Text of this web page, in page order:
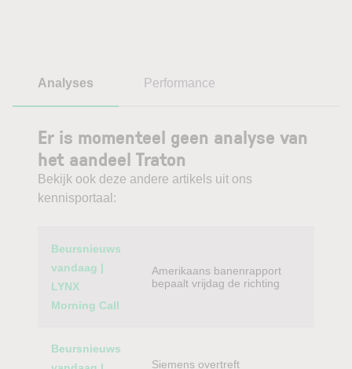
Analyses Performance
Er is momenteel geen analyse van
het aandeel Traton
Bekijk ook deze andere artikels uit ons
kennisportaal:
Category
Beursnieuws
vandaag |
LYNX
Morning Call
Amerikaans banenrapport
bepaalt vrijdag de richting
Beursnieuws
Siemens overtreft